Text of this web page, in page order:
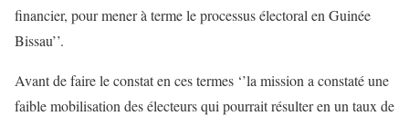
financier, pour mener à terme le processus électoral en Guinée
Bissau’’.
Avant de faire le constat en ces termes ‘’la mission a constaté une
faible mobilisation des électeurs qui pourrait résulter en un taux de